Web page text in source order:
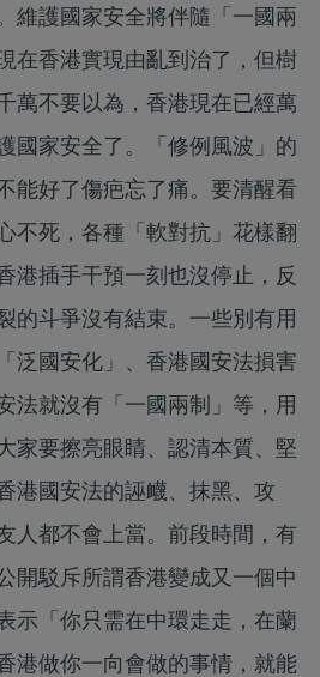
維護國家安全將伴隨「一國兩
在香港實現由亂到治了，但樹
萬不要以為，香港現在已經萬
國家安全了。「修例風波」的
能好了傷疤忘了痛。要清醒看
不死，各種「軟對抗」花樣翻
港插手干預一刻也沒停止，反
的斗爭沒有結束。一些別有用
泛國安化」、香港國安法損害
法就沒有「一國兩制」等，用
家要擦亮眼睛、認清本質、堅
港國安法的誣衊、抹黑、攻
人都不會上當。前段時間，有
開駁斥所謂香港變成又一個中
示「你只需在中環走走，在蘭
港做你一向會做的事情，就能